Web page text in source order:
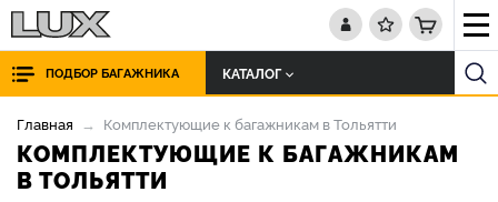
ПОДБОР БАГАЖНИКА КАТАЛОГ
Главная Комплектующие к багажникам в Тольятти
КОМПЛЕКТУЮЩИЕ К БАГАЖНИКАМ
В ТОЛЬЯТТИ